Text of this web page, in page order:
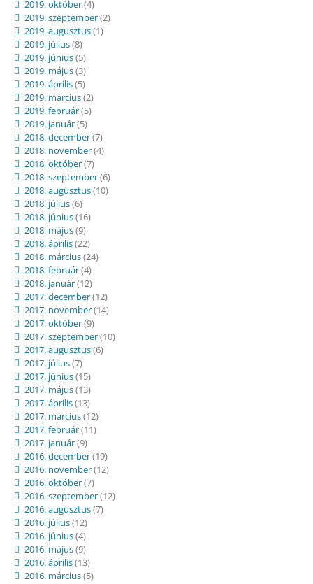
2019. október(4)
2019. szeptember(2)
2019. augusztus(1)
2019. július(8)
2019. június(5)
2019. május(3)
2019. április(5)
2019. március(2)
2019. február(5)
2019. január(5)
2018. december(7)
2018. november(4)
2018. október(7)
2018. szeptember(6)
2018. augusztus(10)
2018. július(6)
2018. június(16)
2018. május(9)
2018. április(22)
2018. március(24)
2018. február(4)
2018. január(12)
2017. december(12)
2017. november(14)
2017. október(9)
2017. szeptember(10)
2017. augusztus(6)
2017. július(7)
2017. június(15)
2017. május(13)
2017. április(13)
2017. március(12)
2017. február(11)
2017. január(9)
2016. december(19)
2016. november(12)
2016. október(7)
2016. szeptember(12)
2016. augusztus(7)
2016. július(12)
2016. június(4)
2016. május(9)
2016. április(13)
2016. március(5)